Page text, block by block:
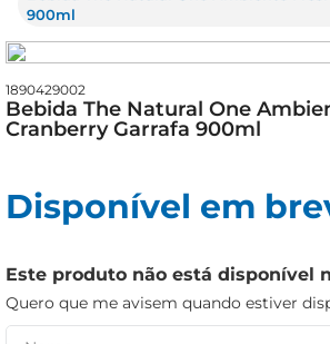
900ml
1890429002
Bebida The Natural One
Cranberry Garrafa 900ml
Disponível em
Este produto não está disponível
Quero que me avisem quando estiver
azeite
iogurte
papel higiênico
cerveja